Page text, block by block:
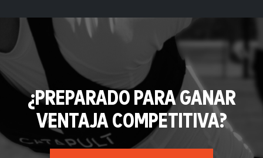
¿PREPARADO PARA GANAR
VENTAJA COMPETITIVA?